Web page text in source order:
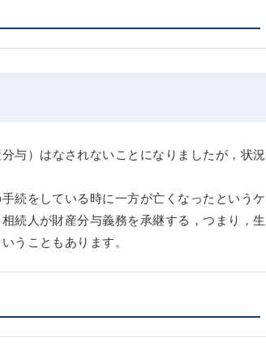
与）はなされないことになりましたが，状況
続をしている時に一方が亡くなったというケ
続人が財産分与義務を承継する，つまり，生
うこともあります。